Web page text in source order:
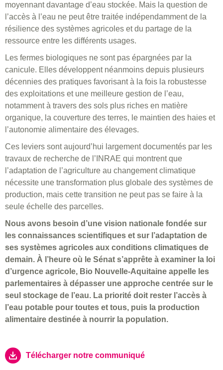
moyennant davantage d’eau stockée. Mais la question de
l’accès à l’eau ne peut être traitée indépendamment de la
résilience des systèmes agricoles et du partage de la
ressource entre les différents usages.
Les fermes biologiques ne sont pas épargnées par la
canicule. Elles développent néanmoins depuis plusieurs
décennies des pratiques favorisant à la fois la robustesse
des exploitations et une meilleure gestion de l’eau,
notamment à travers des sols plus riches en matière
organique, la couverture des terres, le maintien des haies et
l’autonomie alimentaire des élevages.
Ces leviers sont aujourd’hui largement documentés par les
travaux de recherche de l’INRAE qui montrent que
l’adaptation de l’agriculture au changement climatique
nécessite une transformation plus globale des systèmes de
production, mais cette transition ne peut pas se faire à la
seule échelle des parcelles.
Nous avons besoin d’une vision nationale fondée sur
les connaissances scientifiques et sur l’adaptation de
ses systèmes agricoles aux conditions climatiques de
demain. À l’heure où le Sénat s’apprête à examiner la loi
d’urgence agricole, Bio Nouvelle-Aquitaine appelle les
parlementaires à dépasser une approche centrée sur le
seul stockage de l’eau. La priorité doit rester l’accès à
l’eau potable pour toutes et tous, puis la production
alimentaire destinée à nourrir la population.
Télécharger notre communiqué